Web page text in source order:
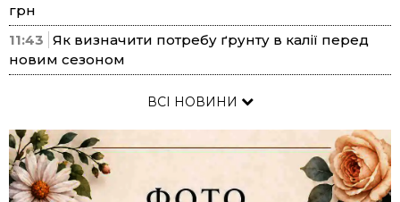
грн
11:43 Як визначити потребу ґрунту в калії перед
новим сезоном
ВСІ НОВИНИ